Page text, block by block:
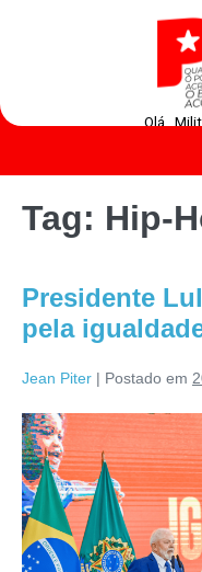
Olá ,
Tag: Hip-
Presidente
pela
Jean Piter | Postado em